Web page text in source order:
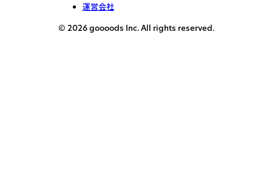
運営会社
© 2026 goooods Inc. All rights reserved.